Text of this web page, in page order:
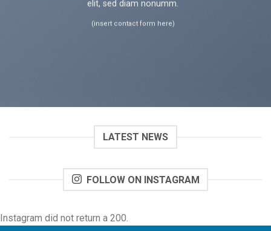
elit, sed diam nonumm.
(insert contact form here)
LATEST NEWS
FOLLOW ON INSTAGRAM
Instagram did not return a 200.